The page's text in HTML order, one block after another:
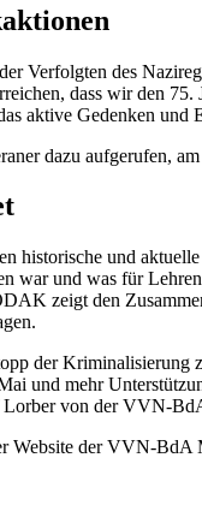
Verfolgten des
dass wir den
aktive Gedenken und
dazu aufgerufen,
historische und
war und was für
zeigt den
der
und mehr
Lorber von der VVN-
Website der VVN-BdA